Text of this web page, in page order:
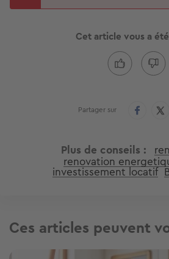
Cet article vous a
Partager sur
Plus de conseils
renovation
investissement locatif
Ces articles peuvent